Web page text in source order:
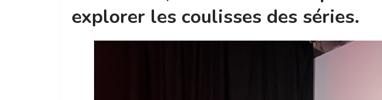
explorer les coulisses des séries.